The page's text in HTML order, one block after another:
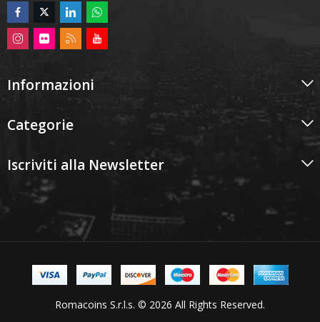
Informazioni
Categorie
Iscriviti alla Newsletter
Romacoins S.r.l.s. © 2026 All Rights Reserved.